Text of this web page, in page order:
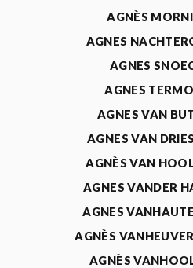
AGNÈS
AGNES
AGNES
AGNES
AGNES VAN
AGNES VAN
AGNÈS VAN
AGNES VANDER
AGNES
AGNÈS
AGNÈS